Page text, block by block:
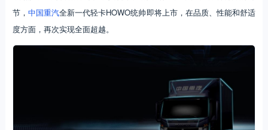
节，中国重汽全新一代轻卡HOWO统帅即将上市，在品质、性能和舒适
度方面，再次实现全面超越。